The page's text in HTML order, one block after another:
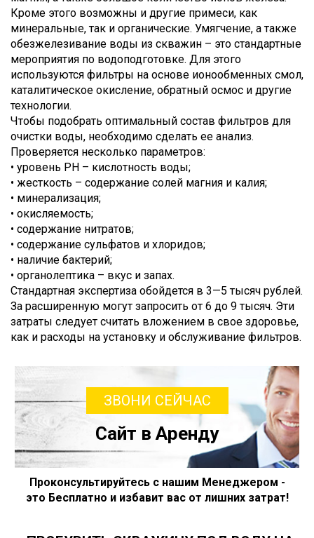
Кроме этого возможны и другие примеси, как
минеральные, так и органические. Умягчение, а также
обезжелезивание воды из скважин – это стандартные
мероприятия по водоподготовке. Для этого
используются фильтры на основе ионообменных смол,
каталитическое окисление, обратный осмос и другие
технологии.
Чтобы подобрать оптимальный состав фильтров для
очистки воды, необходимо сделать ее анализ.
Проверяется несколько параметров:
• уровень PH – кислотность воды;
• жесткость – содержание солей магния и калия;
• минерализация;
• окисляемость;
• содержание нитратов;
• содержание сульфатов и хлоридов;
• наличие бактерий;
• органолептика – вкус и запах.
Стандартная экспертиза обойдется в 3—5 тысяч рублей.
За расширенную могут запросить от 6 до 9 тысяч. Эти
затраты следует считать вложением в свое здоровье,
как и расходы на установку и обслуживание фильтров.
ЗВОНИ СЕЙЧАС
Сайт в Аренду
Проконсультируйтесь с нашим Менеджером -
это Бесплатно и избавит вас от лишних затрат!